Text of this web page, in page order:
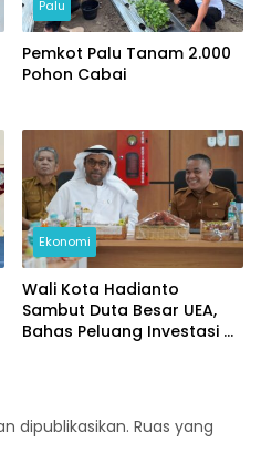
Palu
Pemkot Palu Tanam 2.000
Pohon Cabai
Ekonomi
Wali Kota Hadianto
Sambut Duta Besar UEA,
Bahas Peluang Investasi di
dipublikasikan. Ruas yang